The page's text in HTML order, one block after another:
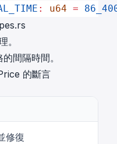
: u64 =
。
間隔時間。
的斷言
修復